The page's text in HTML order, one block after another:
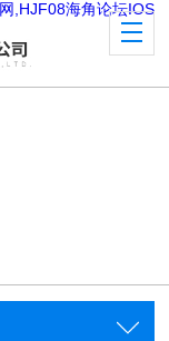
,HJF08海角论坛IOS